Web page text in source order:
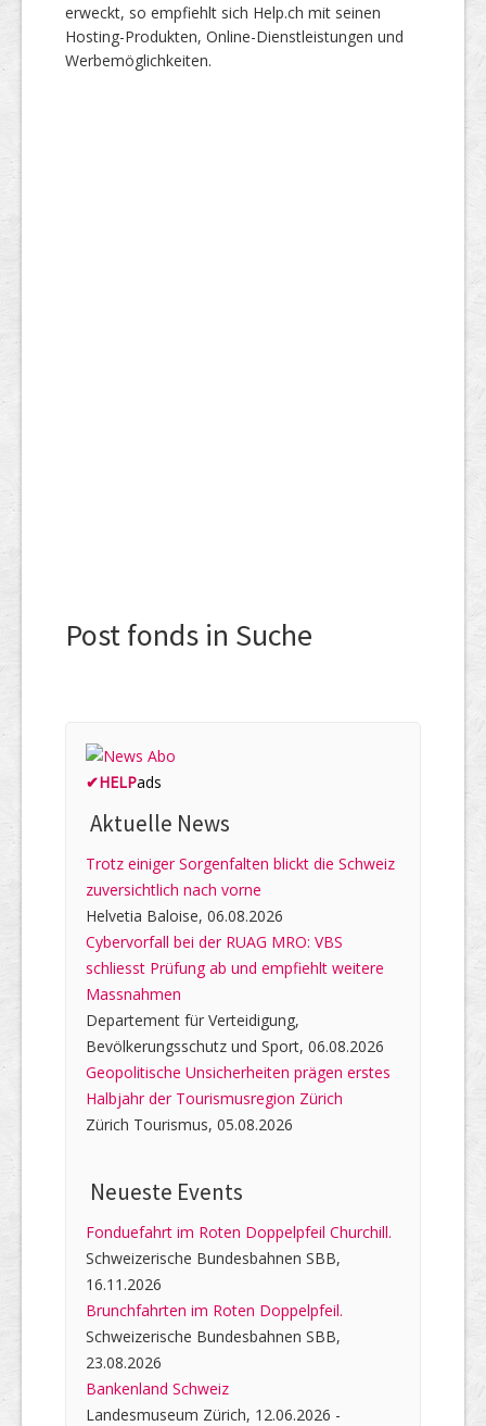
erweckt, so empfiehlt sich Help.ch mit seinen
Hosting-Produkten, Online-Dienstleistungen und
Werbemöglichkeiten.
Post fonds in Suche
✔HELPads
Aktuelle News
Trotz einiger Sorgenfalten blickt die Schweiz
zuversichtlich nach vorne
Helvetia Baloise, 06.08.2026
Cybervorfall bei der RUAG MRO: VBS
schliesst Prüfung ab und empfiehlt weitere
Massnahmen
Departement für Verteidigung,
Bevölkerungsschutz und Sport, 06.08.2026
Geopolitische Unsicherheiten prägen erstes
Halbjahr der Tourismusregion Zürich
Zürich Tourismus, 05.08.2026
Neueste Events
Fonduefahrt im Roten Doppelpfeil Churchill.
Schweizerische Bundesbahnen SBB,
16.11.2026
Brunchfahrten im Roten Doppelpfeil.
Schweizerische Bundesbahnen SBB,
23.08.2026
Bankenland Schweiz
Landesmuseum Zürich, 12.06.2026 -